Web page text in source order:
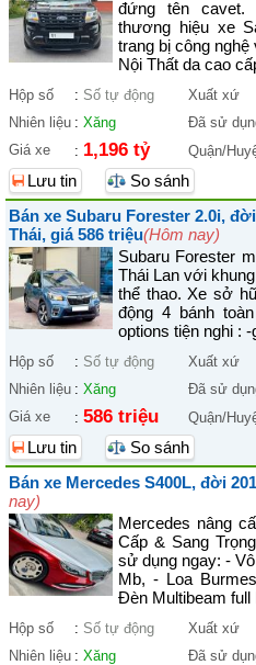
đứng tên cavet.
thương hiệu xe
trang bị công nghệ
Nội Thất da cao
Hộp số : Số tự động Xuất xứ
Nhiên liệu : Xăng Đã sử
Giá xe
: 1,196 tỷ Quận/
Lưu tin
So sánh
Bán xe Subaru Forester 2.0i,
Thái, giá 586 triệu(Hôm nay)
Subaru Forester
Thái Lan với
thể thao. Xe sở
động 4 bánh
options tiện nghi :
Hộp số : Số tự động Xuất xứ
Nhiên liệu : Xăng Đã sử
Giá xe
: 586 triệu Quận/
Lưu tin
So sánh
Bán xe Mercedes S400L, đời
nay)
Mercedes nâng
Cấp & Sang
sử dụng ngay: -
Mb, - Loa
Đèn Multibeam full
Hộp số : Số tự động Xuất xứ
Nhiên liệu : Xăng Đã sử